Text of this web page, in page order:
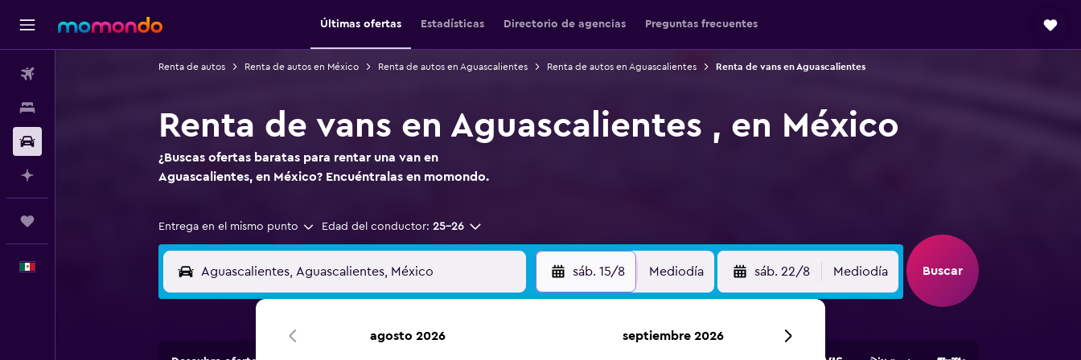
Últimas ofertas Estadísticas Directorio de agencias Preguntas frecuentes
Renta de autos Renta de autos en México Renta de autos en Aguascalientes Renta de autos en Aguascalientes Renta de vans en Aguascalientes
Renta de vans en Aguascalientes , en México
¿Buscas ofertas baratas para rentar una van en
Aguascalientes, en México? Encuéntralas en momondo.
Entrega en el mismo punto Edad del conductor: 25-26
sáb. 15/8 Mediodía sáb. 22/8 Mediodía Buscar
agosto 2026 septiembre 2026